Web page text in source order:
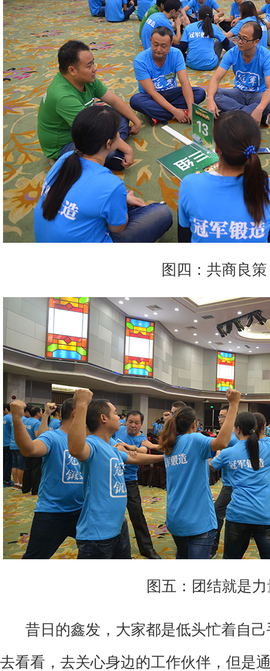
图四：共商良策
图五：团结就是
昔日的鑫发，大家都是低头忙着自己
去看看，去关心身边的工作伙伴，但是